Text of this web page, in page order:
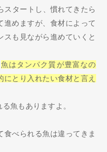
スタートし、慣れてきたら
進めますが、食材によって
も見ながら進めていくと
魚はタンパク質が豊富なの
とり入れたい食材と言え
魚もありますよ。
べられる魚は違ってきま